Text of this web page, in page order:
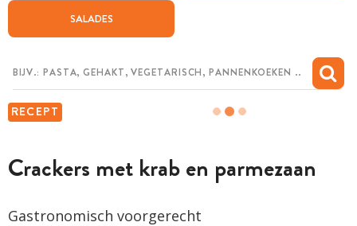
SALADES
RECEPT
Crackers met krab en parmezaan
Gastronomisch voorgerecht
CHAT MET MAIA
MIJN BEWAARDE RECEPTEN